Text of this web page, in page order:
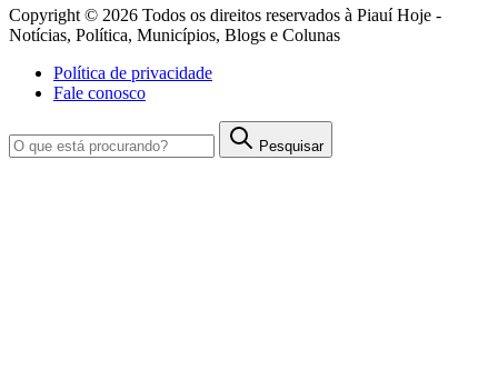
Copyright © 2026 Todos os direitos reservados à Piauí Hoje -
Notícias, Política, Municípios, Blogs e Colunas
Política de privacidade
Fale conosco
Pesquisar